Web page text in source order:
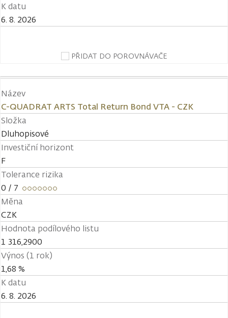
K datu
6. 8. 2026
PŘIDAT DO POROVNÁVAČE
Název
C-QUADRAT ARTS Total Return Bond VTA - CZK
Složka
Dluhopisové
Investiční horizont
F
Tolerance rizika
0 / 7
Měna
CZK
Hodnota podílového listu
1 316,2900
Výnos (1 rok)
1,68 %
K datu
6. 8. 2026